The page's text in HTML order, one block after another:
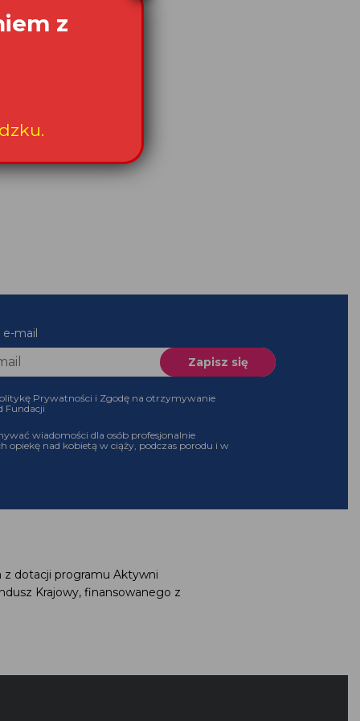
e-mail
Prywatności i Zgodę na otrzymywanie
Fundacji
wiadomości dla osób profesjonalnie
opiekę nad kobietą w ciąży, podczas porodu i w
z dotacji programu Aktywni
Krajowy, finansowanego z
z